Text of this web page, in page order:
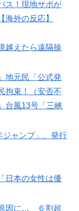
ス！現地サポが
海外の反応】
越えたら遠隔操
地元民「公式発
拘束！（安否不
台風13号「三峡
ジャンプ」、発行
日本の女性は優
原因に… ６割超